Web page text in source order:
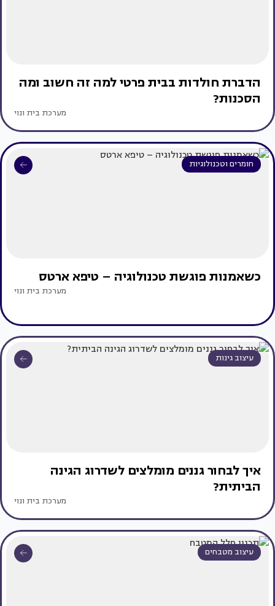
הדברת חולדות בבית פרטי למה זה חשוב ומה
הסכנות?
מערכת בית ונוי
חומרים וטכנולוגיות
כשאמנות פוגשת טכנולוגיה – טיפא ארטס
מערכת בית ונוי
עיצוב גינות
איך לבחור גננים מומלצים לשדרוג הגינה
הביתית?
מערכת בית ונוי
עיצוב מטבחים